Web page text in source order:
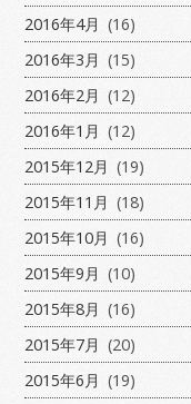
2016年4月 (16)
2016年3月 (15)
2016年2月 (12)
2016年1月 (12)
2015年12月 (19)
2015年11月 (18)
2015年10月 (16)
2015年9月 (10)
2015年8月 (16)
2015年7月 (20)
2015年6月 (19)